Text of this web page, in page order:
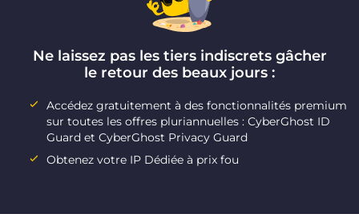
Ne laissez pas les tiers indiscrets gâcher
le retour des beaux jours :
Accédez gratuitement à des fonctionnalités premium
sur toutes les offres pluriannuelles : CyberGhost ID
Guard et CyberGhost Privacy Guard
Obtenez votre IP Dédiée à prix fou